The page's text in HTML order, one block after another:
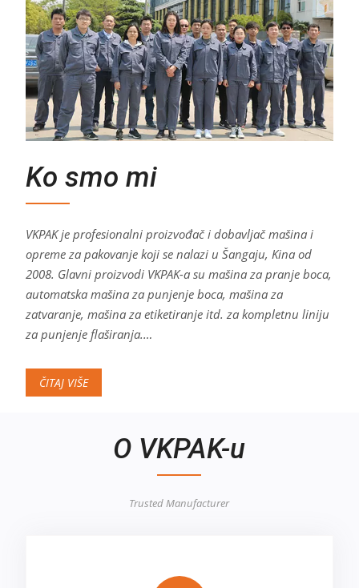
Ko smo mi
VKPAK je profesionalni proizvođač i dobavljač mašina i
opreme za pakovanje koji se nalazi u Šangaju, Kina od
2008. Glavni proizvodi VKPAK-a su mašina za pranje boca,
automatska mašina za punjenje boca, mašina za
zatvaranje, mašina za etiketiranje itd. za kompletnu liniju
za punjenje flaširanja.…
ČITAJ VIŠE
O VKPAK-u
Trusted Manufacturer